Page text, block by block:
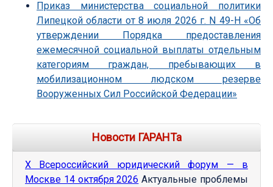
Приказ министерства социальной политики
Липецкой области от 8 июля 2026 г. N 49-Н «Об
утверждении Порядка предоставления
ежемесячной социальной выплаты отдельным
категориям граждан, пребывающих в
мобилизационном людском резерве
Вооруженных Сил Российской Федерации»
Новости ГАРАНТа
Х Всероссийский юридический форум — в
Москве 14 октября 2026 Актуальные проблемы